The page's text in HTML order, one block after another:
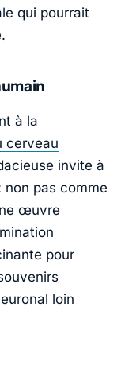
qui pourrait
à la
cerveau
invite à
pas comme
œuvre
pour
loin